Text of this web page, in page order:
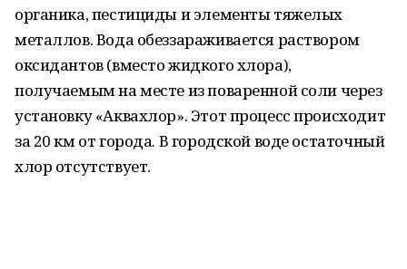
органика, пестициды и элементы тяжелых
металлов. Вода обеззараживается раствором
оксидантов (вместо жидкого хлора),
получаемым на месте из поваренной соли через
установку «Аквахлор». Этот процесс происходит
за 20 км от города. В городской воде остаточный
хлор отсутствует.